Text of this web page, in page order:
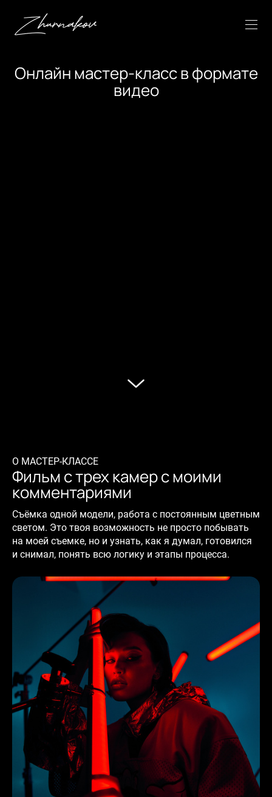
Онлайн мастер-класс в формате
видео
О МАСТЕР-КЛАССЕ
Фильм с трех камер с моими
комментариями
Съёмка одной модели, работа с постоянным цветным
светом. Это твоя возможность не просто побывать
на моей съемке, но и узнать, как я думал, готовился
и снимал, понять всю логику и этапы процесса.